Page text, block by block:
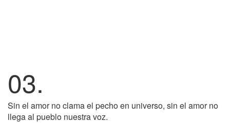
03.
Sin el amor no clama el pecho en universo, sin el amor no
llega al pueblo nuestra voz.